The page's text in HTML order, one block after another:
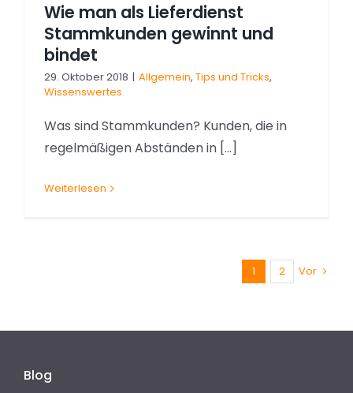
Wie man als Lieferdienst
Stammkunden gewinnt und
bindet
29. Oktober 2018 | Allgemein, Tips und Tricks,
Wissenswertes
Was sind Stammkunden? Kunden, die in
regelmäßigen Abständen in [...]
Weiterlesen
1 2 Vor
Blog